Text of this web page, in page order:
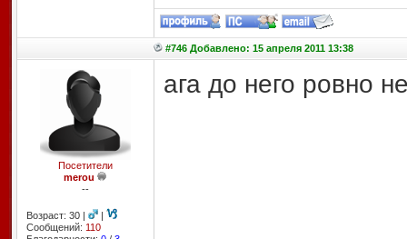
#746 Добавлено: 15 апреля 2011 13:38
Посетители
merou
--
Возраст: 30 |
|
Сообщений: 110
ага до него ровно